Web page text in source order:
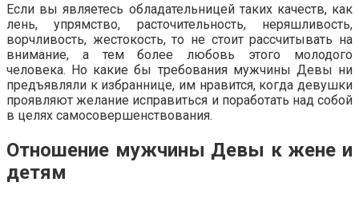
Если вы являетесь обладательницей таких качеств, как
лень, упрямство, расточительность, неряшливость,
ворчливость, жестокость, то не стоит рассчитывать на
внимание, а тем более любовь этого молодого
человека. Но какие бы требования мужчины Девы ни
предъявляли к избраннице, им нравится, когда девушки
проявляют желание исправиться и поработать над собой
в целях самосовершенствования.
Отношение мужчины Девы к жене и
детям